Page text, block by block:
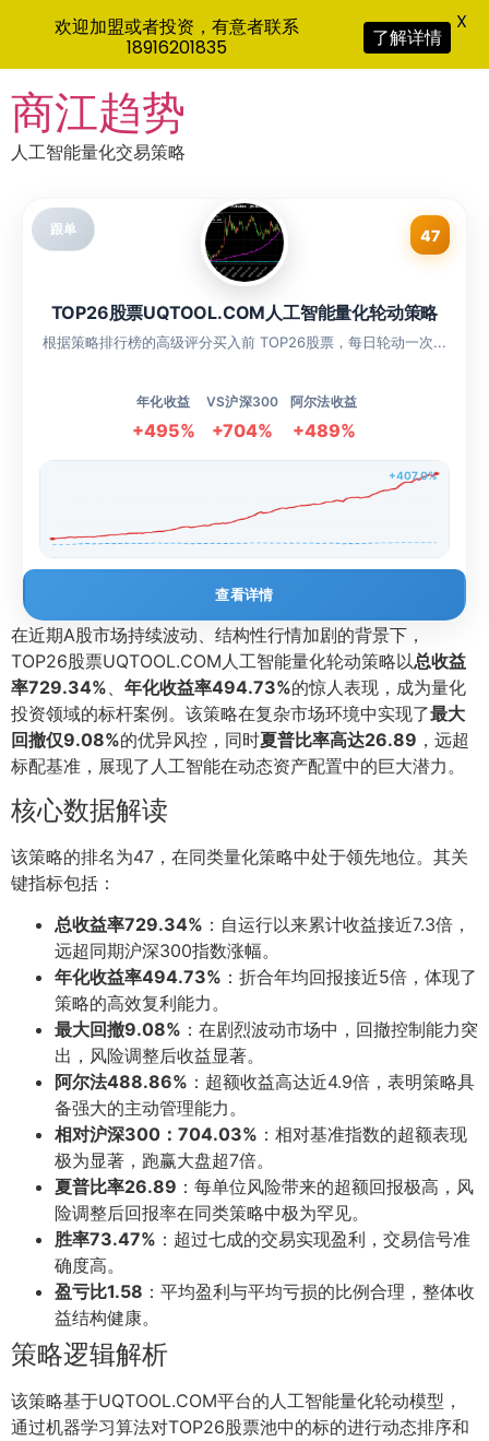
to
content
商江趋势
人工智能量化交易策略
跟单 47
TOP26股票UQTOOL.COM人工智能量化轮动策略
根据策略排行榜的高级评分买入前 TOP26股票，每日轮动一次...
年化收益
+495%
VS沪深300
+704%
阿尔法收益
+489%
+407.0%
查看详情
在近期A股市场持续波动、结构性行情加剧的背景下，
TOP26股票UQTOOL.COM人工智能量化轮动策略以总收益
率729.34%、 年化收益率494.73%的惊人表现，成为量化
投资领域的标杆案例。该策略在复杂市场环境中实现了最大
回撤仅9.08%的优异风控，同时夏普比率高达26.89 ，远超
标配基准，展现了人工智能在动态资产配置中的巨大潜力。
核心数据解读
该策略的排名为47，在同类量化策略中处于领先地位。其关
键指标包括：
总收益率729.34% ：自运行以来累计收益接近7.3倍，
远超同期沪深300指数涨幅。
年化收益率494.73% ：折合年均回报接近5倍，体现了
策略的高效复利能力。
最大回撤9.08% ：在剧烈波动市场中，回撤控制能力突
出，风险调整后收益显著。
阿尔法488.86% ：超额收益高达近4.9倍，表明策略具
备强大的主动管理能力。
相对沪深300：704.03% ：相对基准指数的超额表现
极为显著，跑赢大盘超7倍。
夏普比率26.89 ：每单位风险带来的超额回报极高，风
险调整后回报率在同类策略中极为罕见。
胜率73.47% ：超过七成的交易实现盈利，交易信号准
确度高。
盈亏比1.58 ：平均盈利与平均亏损的比例合理，整体收
益结构健康。
策略逻辑解析
该策略基于UQTOOL.COM平台的人工智能量化轮动模型，
通过机器学习算法对TOP26股票池中的标的进行动态排序和
欢迎加盟或者投资，有意者联系
18916201835
了解详情
X